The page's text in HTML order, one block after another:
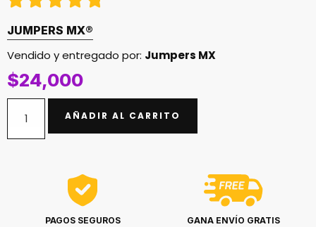
JUMPERS MX®
Vendido y entregado por: Jumpers MX
$24,000
AÑADIR AL CARRITO
PAGOS SEGUROS GANA ENVÍO GRATIS